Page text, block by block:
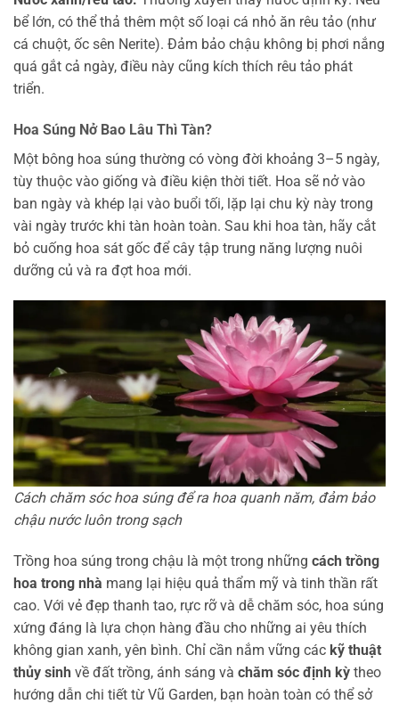
bể lớn, có thể thả thêm một số loại cá nhỏ ăn rêu tảo (như
cá chuột, ốc sên Nerite). Đảm bảo chậu không bị phơi nắng
quá gắt cả ngày, điều này cũng kích thích rêu tảo phát
triển.
Hoa Súng Nở Bao Lâu Thì Tàn?
Một bông hoa súng thường có vòng đời khoảng 3–5 ngày,
tùy thuộc vào giống và điều kiện thời tiết. Hoa sẽ nở vào
ban ngày và khép lại vào buổi tối, lặp lại chu kỳ này trong
vài ngày trước khi tàn hoàn toàn. Sau khi hoa tàn, hãy cắt
bỏ cuống hoa sát gốc để cây tập trung năng lượng nuôi
dưỡng củ và ra đợt hoa mới.
Cách chăm sóc hoa súng để ra hoa quanh năm, đảm bảo
chậu nước luôn trong sạch
Trồng hoa súng trong chậu là một trong những cách trồng
hoa trong nhà mang lại hiệu quả thẩm mỹ và tinh thần rất
cao. Với vẻ đẹp thanh tao, rực rỡ và dễ chăm sóc, hoa súng
xứng đáng là lựa chọn hàng đầu cho những ai yêu thích
không gian xanh, yên bình. Chỉ cần nắm vững các kỹ thuật
thủy sinh về đất trồng, ánh sáng và chăm sóc định kỳ theo
hướng dẫn chi tiết từ Vũ Garden, bạn hoàn toàn có thể sở